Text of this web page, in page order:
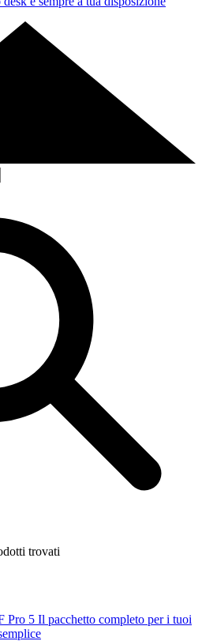
trovati
Pro 5 Il pacchetto completo per i tuoi